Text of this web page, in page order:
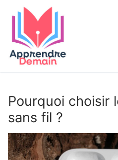
contenu
Pourquoi choisir
sans fil ?